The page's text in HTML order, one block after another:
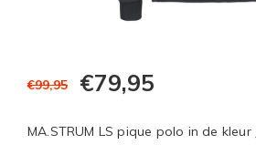
€99,95 €79,95
MA.STRUM LS pique polo in de kleur